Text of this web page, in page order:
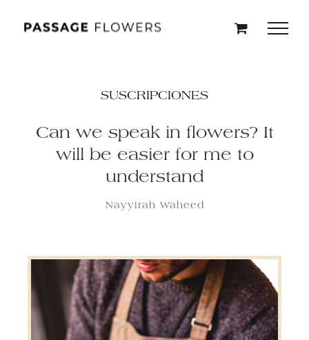
SUSCRIPCIONES
Can we speak in flowers? It
will be easier for me to
understand
Nayyirah Waheed